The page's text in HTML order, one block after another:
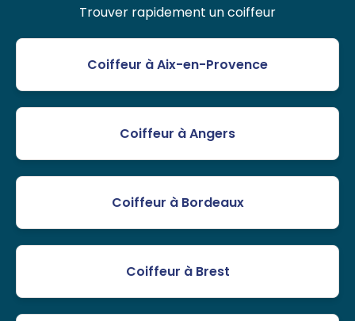
Trouver rapidement un coiffeur
Coiffeur à Aix-en-Provence
Coiffeur à Angers
Coiffeur à Bordeaux
Coiffeur à Brest